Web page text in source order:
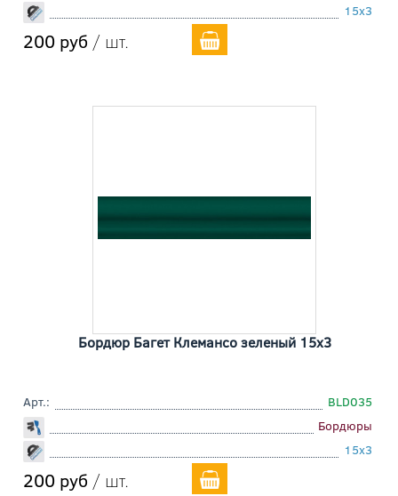
15x3
200 руб / шт.
Бордюр Багет Клемансо зеленый 15x3
Арт.:
BLD035
Бордюры
15x3
200 руб / шт.